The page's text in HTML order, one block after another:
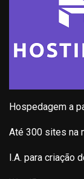
Hospedagem a
Até 300 sites na
I.A. para criação